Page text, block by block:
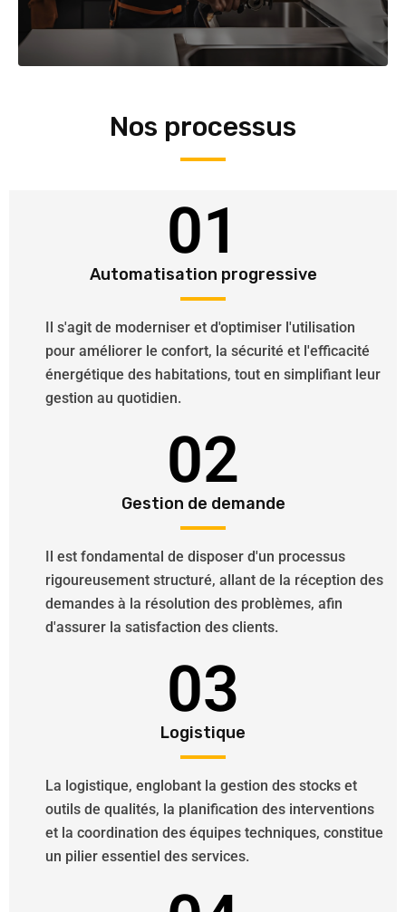
Nos processus
01
Automatisation progressive
Il s'agit de moderniser et d'optimiser l'utilisation
pour améliorer le confort, la sécurité et l'efficacité
énergétique des habitations, tout en simplifiant leur
gestion au quotidien.
02
Gestion de demande
Il est fondamental de disposer d'un processus
rigoureusement structuré, allant de la réception des
demandes à la résolution des problèmes, afin
d'assurer la satisfaction des clients.
03
Logistique
La logistique, englobant la gestion des stocks et
outils de qualités, la planification des interventions
et la coordination des équipes techniques, constitue
un pilier essentiel des services.